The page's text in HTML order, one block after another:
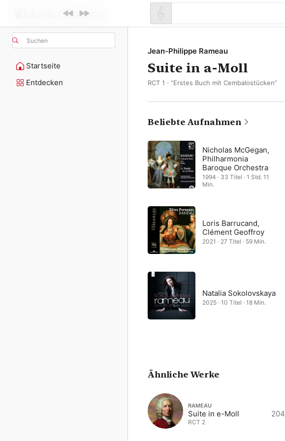
Suchen
Startseite
Entdecken
Jean-Philippe Rameau
Suite in a-Moll
RCT 1 · “Erstes Buch mit Cembalostücken”
Beliebte Aufnahmen
Nicholas McGegan,
Philharmonia
Baroque Orchestra
1994 · 33 Titel · 1 Std. 11
Min.
Loris Barrucand,
Clément Geoffroy
2021 · 27 Titel · 59 Min.
Natalia Sokolovskaya
2025 · 10 Titel · 18 Min.
Ähnliche Werke
RAMEAU
Suite in e-Moll
RCT 2
204